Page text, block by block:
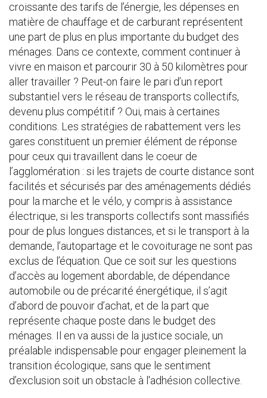
croissante des tarifs de l’énergie, les dépenses en
matière de chauffage et de carburant représentent
une part de plus en plus importante du budget des
ménages. Dans ce contexte, comment continuer à
vivre en maison et parcourir 30 à 50 kilomètres pour
aller travailler ? Peut-on faire le pari d’un report
substantiel vers le réseau de transports collectifs,
devenu plus compétitif ? Oui, mais à certaines
conditions. Les stratégies de rabattement vers les
gares constituent un premier élément de réponse
pour ceux qui travaillent dans le coeur de
l’agglomération : si les trajets de courte distance sont
facilités et sécurisés par des aménagements dédiés
pour la marche et le vélo, y compris à assistance
électrique, si les transports collectifs sont massifiés
pour de plus longues distances, et si le transport à la
demande, l’autopartage et le covoiturage ne sont pas
exclus de l’équation. Que ce soit sur les questions
d’accès au logement abordable, de dépendance
automobile ou de précarité énergétique, il s’agit
d’abord de pouvoir d’achat, et de la part que
représente chaque poste dans le budget des
ménages. Il en va aussi de la justice sociale, un
préalable indispensable pour engager pleinement la
transition écologique, sans que le sentiment
d’exclusion soit un obstacle à l'adhésion collective.